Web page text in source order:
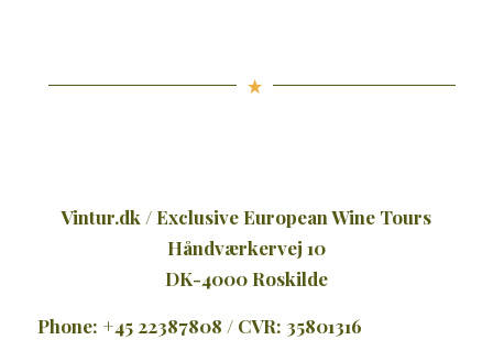
Vintur.dk / Exclusive European Wine Tours
Håndværkervej 10
DK-4000 Roskilde
Phone: +45 22387808 / CVR: 35801316